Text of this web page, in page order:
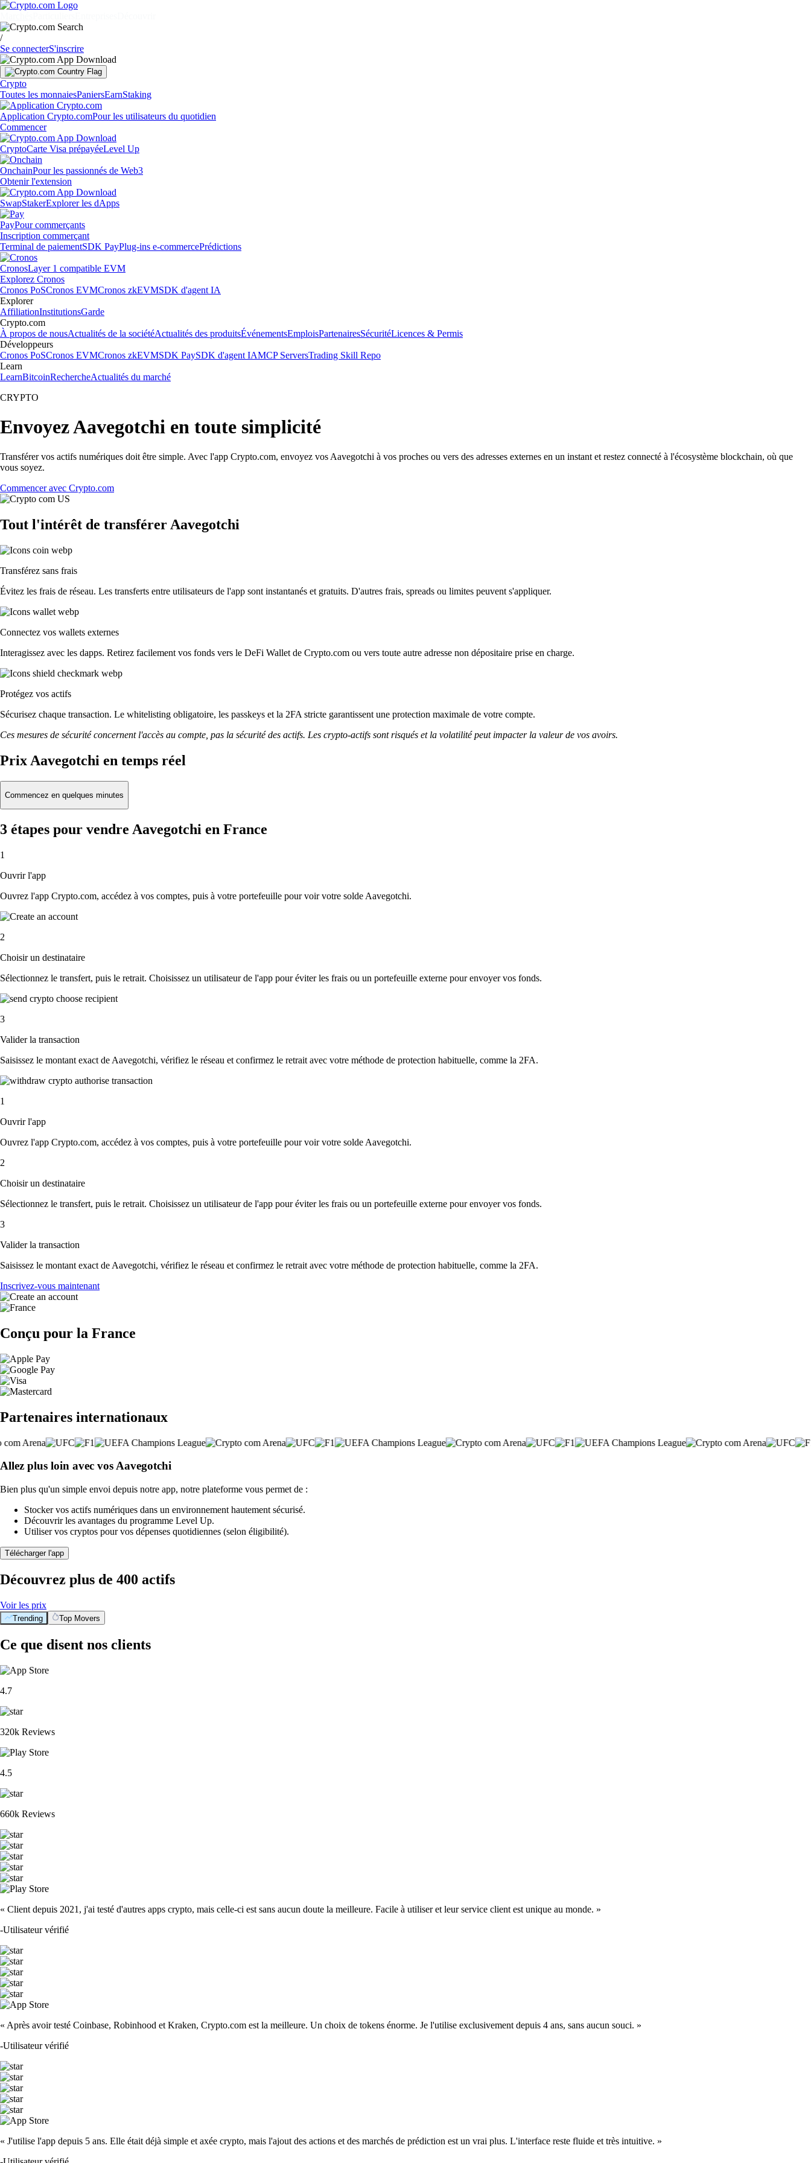
/
Se connecterS'inscrire
Crypto
Toutes les monnaiesPaniersEarnStaking
Application Crypto.comPour les utilisateurs du quotidien
Commencer
CryptoCarte Visa prépayéeLevel Up
OnchainPour les passionnés de Web3
Obtenir l'extension
SwapStakerExplorer les dApps
PayPour commerçants
Inscription commerçant
Terminal de paiementSDK PayPlug-ins e-commercePrédictions
CronosLayer 1 compatible EVM
Explorez Cronos
Cronos PoSCronos EVMCronos zkEVMSDK d'agent IA
Explorer
AffiliationInstitutionsGarde
Crypto.com
À propos de nousActualités de la sociétéActualités des produitsÉvénementsEmploisPartenairesSécuritéLicences & Permis
Développeurs
Cronos PoSCronos EVMCronos zkEVMSDK PaySDK d'agent IAMCP ServersTrading Skill Repo
Learn
LearnBitcoinRechercheActualités du marché
CRYPTO
Envoyez Aavegotchi en toute simplicité
Transférer vos actifs numériques doit être simple. Avec l'app Crypto.com, envoyez vos Aavegotchi à vos proches ou vers des adresses externes en un instant et restez connecté à l'écosystème blockchain, où que
vous soyez.
Commencer avec Crypto.com
Tout l'intérêt de transférer Aavegotchi
Transférez sans frais
Évitez les frais de réseau. Les transferts entre utilisateurs de l'app sont instantanés et gratuits. D'autres frais, spreads ou limites peuvent s'appliquer.
Connectez vos wallets externes
Interagissez avec les dapps. Retirez facilement vos fonds vers le DeFi Wallet de Crypto.com ou vers toute autre adresse non dépositaire prise en charge.
Protégez vos actifs
Sécurisez chaque transaction. Le whitelisting obligatoire, les passkeys et la 2FA stricte garantissent une protection maximale de votre compte.
Ces mesures de sécurité concernent l'accès au compte, pas la sécurité des actifs. Les crypto-actifs sont risqués et la volatilité peut impacter la valeur de vos avoirs.
Prix Aavegotchi en temps réel
Commencez en quelques minutes
3 étapes pour vendre Aavegotchi en France
1
Ouvrir l'app
Ouvrez l'app Crypto.com, accédez à vos comptes, puis à votre portefeuille pour voir votre solde Aavegotchi.
2
Choisir un destinataire
Sélectionnez le transfert, puis le retrait. Choisissez un utilisateur de l'app pour éviter les frais ou un portefeuille externe pour envoyer vos fonds.
3
Valider la transaction
Saisissez le montant exact de Aavegotchi, vérifiez le réseau et confirmez le retrait avec votre méthode de protection habituelle, comme la 2FA.
1
Ouvrir l'app
Ouvrez l'app Crypto.com, accédez à vos comptes, puis à votre portefeuille pour voir votre solde Aavegotchi.
2
Choisir un destinataire
Sélectionnez le transfert, puis le retrait. Choisissez un utilisateur de l'app pour éviter les frais ou un portefeuille externe pour envoyer vos fonds.
3
Valider la transaction
Saisissez le montant exact de Aavegotchi, vérifiez le réseau et confirmez le retrait avec votre méthode de protection habituelle, comme la 2FA.
Inscrivez-vous maintenant
Conçu pour la France
Partenaires internationaux
Allez plus loin avec vos Aavegotchi
Bien plus qu'un simple envoi depuis notre app, notre plateforme vous permet de :
Stocker vos actifs numériques dans un environnement hautement sécurisé.
Découvrir les avantages du programme Level Up.
Utiliser vos cryptos pour vos dépenses quotidiennes (selon éligibilité).
Télécharger l'app
Découvrez plus de 400 actifs
Voir les prix
Trending Top Movers
Ce que disent nos clients
4.7
320k Reviews
4.5
660k Reviews
« Client depuis 2021, j'ai testé d'autres apps crypto, mais celle-ci est sans aucun doute la meilleure. Facile à utiliser et leur service client est unique au monde. »
-Utilisateur vérifié
« Après avoir testé Coinbase, Robinhood et Kraken, Crypto.com est la meilleure. Un choix de tokens énorme. Je l'utilise exclusivement depuis 4 ans, sans aucun souci. »
-Utilisateur vérifié
« J'utilise l'app depuis 5 ans. Elle était déjà simple et axée crypto, mais l'ajout des actions et des marchés de prédiction est un vrai plus. L'interface reste fluide et très intuitive. »